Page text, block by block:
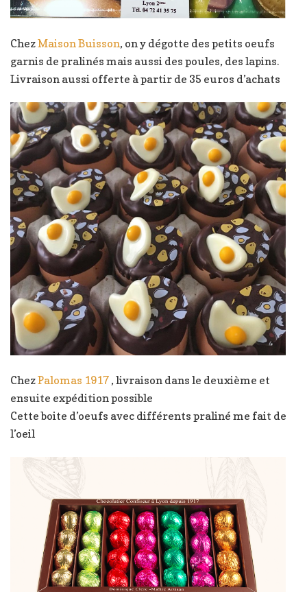
ChezMaison Buisson, on y dégotte des petits oeufs
garnis de pralinés mais aussi des poules, des lapins.
Livraison aussi offerte à partir de 35 euros d’achats
ChezPalomas 1917 , livraison dans le deuxième et
ensuite expédition possible
Cette boite d’oeufs avec différents praliné me fait de
l’oeil